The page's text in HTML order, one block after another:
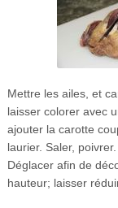
Mettre les ailes, et
laisser colorer avec
ajouter la carotte
laurier. Saler, poivrer.
Déglacer afin de
hauteur; laisser